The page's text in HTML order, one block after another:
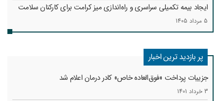
ایجاد بیمه تکمیلی سراسری و راه‌اندازی میز کرامت برای کارکنان سلامت
5 مرداد 1405
پر بازدید ترین اخبار
جزییات پرداخت «فوق‌العاده خاص» کادر درمان اعلام شد
3 خرداد 1401